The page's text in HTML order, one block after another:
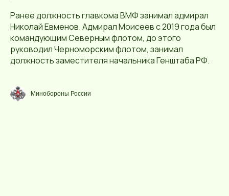
Ранее должность главкома ВМФ занимал адмирал
Николай Евменов. Адмирал Моисеев с 2019 года был
командующим Северным флотом, до этого
руководил Черноморским флотом, занимал
должность заместителя начальника Генштаба РФ.
Минобороны России